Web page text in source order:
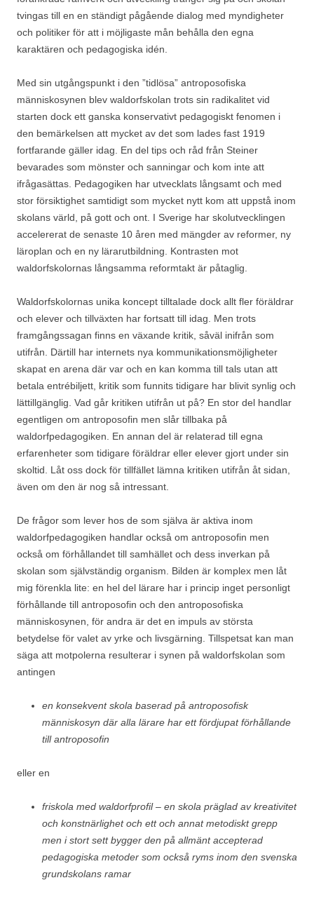
tvingas till en en ständigt pågående dialog med myndigheter
och politiker för att i möjligaste mån behålla den egna
karaktären och pedagogiska idén.
Med sin utgångspunkt i den ”tidlösa” antroposofiska
människosynen blev waldorfskolan trots sin radikalitet vid
starten dock ett ganska konservativt pedagogiskt fenomen i
den bemärkelsen att mycket av det som lades fast 1919
fortfarande gäller idag. En del tips och råd från Steiner
bevarades som mönster och sanningar och kom inte att
ifrågasättas. Pedagogiken har utvecklats långsamt och med
stor försiktighet samtidigt som mycket nytt kom att uppstå inom
skolans värld, på gott och ont. I Sverige har skolutvecklingen
accelererat de senaste 10 åren med mängder av reformer, ny
läroplan och en ny lärarutbildning. Kontrasten mot
waldorfskolornas långsamma reformtakt är påtaglig.
Waldorfskolornas unika koncept tilltalade dock allt fler föräldrar
och elever och tillväxten har fortsatt till idag. Men trots
framgångssagan finns en växande kritik, såväl inifrån som
utifrån. Därtill har internets nya kommunikationsmöjligheter
skapat en arena där var och en kan komma till tals utan att
betala entrébiljett, kritik som funnits tidigare har blivit synlig och
lättillgänglig. Vad går kritiken utifrån ut på? En stor del handlar
egentligen om antroposofin men slår tillbaka på
waldorfpedagogiken. En annan del är relaterad till egna
erfarenheter som tidigare föräldrar eller elever gjort under sin
skoltid. Låt oss dock för tillfället lämna kritiken utifrån åt sidan,
även om den är nog så intressant.
De frågor som lever hos de som själva är aktiva inom
waldorfpedagogiken handlar också om antroposofin men
också om förhållandet till samhället och dess inverkan på
skolan som självständig organism. Bilden är komplex men låt
mig förenkla lite: en hel del lärare har i princip inget personligt
förhållande till antroposofin och den antroposofiska
människosynen, för andra är det en impuls av största
betydelse för valet av yrke och livsgärning. Tillspetsat kan man
säga att motpolerna resulterar i synen på waldorfskolan som
antingen
en konsekvent skola baserad på antroposofisk
människosyn där alla lärare har ett fördjupat förhållande
till antroposofin
eller en
friskola med waldorfprofil – en skola präglad av kreativitet
och konstnärlighet och ett och annat metodiskt grepp
men i stort sett bygger den på allmänt accepterad
pedagogiska metoder som också ryms inom den svenska
grundskolans ramar